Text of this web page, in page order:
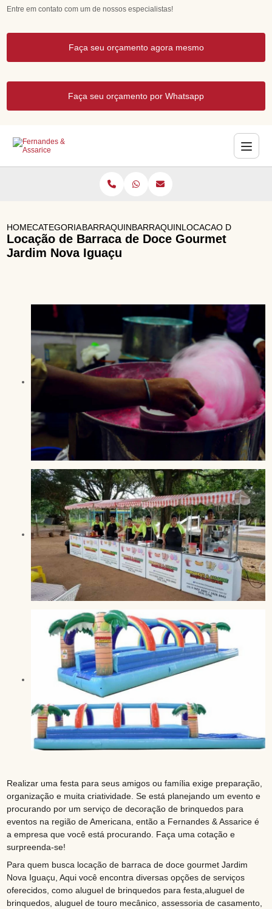
Entre em contato com um de nossos especialistas!
Faça seu orçamento agora mesmo
Faça seu orçamento por Whatsapp
HOMECATEGORIASBARRAQUINHAS GOURMET
BARRAQUINHA DE CHURROS
LOCACAO DE
Locação de Barraca de Doce Gourmet
Jardim Nova Iguaçu
Realizar uma festa para seus amigos ou família exige preparação,
organização e muita criatividade. Se está planejando um evento e
procurando por um serviço de decoração de brinquedos para
eventos na região de Americana, então a Fernandes & Assarice é
a empresa que você está procurando. Faça uma cotação e
surpreenda-se!
Para quem busca locação de barraca de doce gourmet Jardim
Nova Iguaçu, Aqui você encontra diversas opções de serviços
oferecidos, como aluguel de brinquedos para festa,aluguel de
brinquedos, aluguel de touro mecânico, assessoria de casamento,